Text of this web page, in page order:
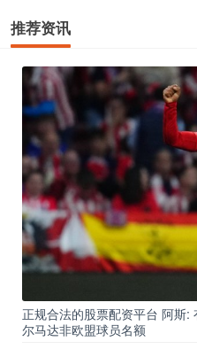
推荐资讯
正规合法的股票配资平台 阿斯:
尔马达非欧盟球员名额